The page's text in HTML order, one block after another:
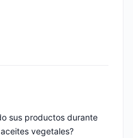
sus productos durante
vegetales?